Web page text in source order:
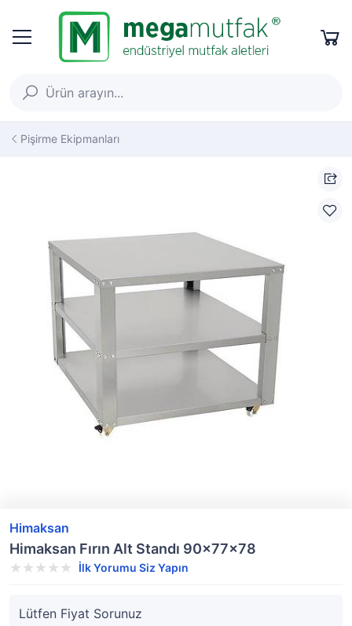
Pişirme Ekipmanları
Himaksan
Himaksan Fırın Alt Standı 90x77x78
İlk Yorumu Siz Yapın
Lütfen Fiyat Sorunuz